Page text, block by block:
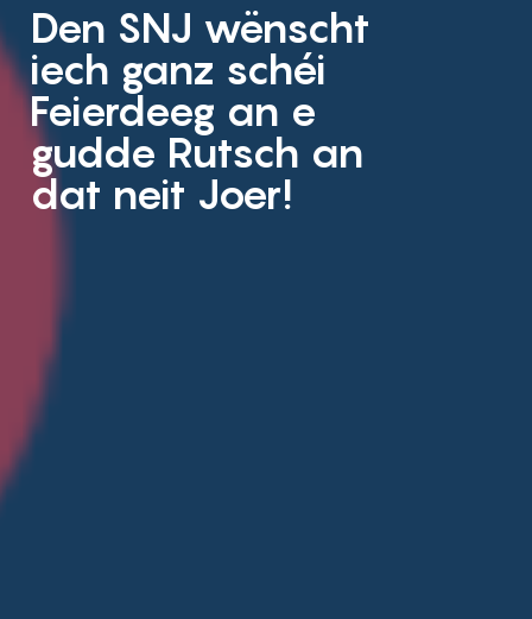
Den SNJ wënscht
iech ganz schéi
Feierdeeg an e
gudde Rutsch an
dat neit Joer!